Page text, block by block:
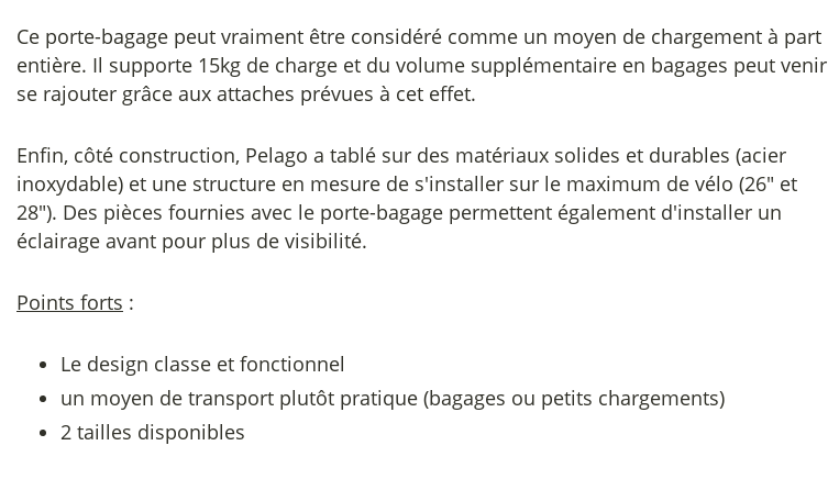
Ce porte-bagage peut vraiment être considéré comme un moyen de chargement à part
entière. Il supporte 15kg de charge et du volume supplémentaire en bagages peut venir
se rajouter grâce aux attaches prévues à cet effet.
Enfin, côté construction, Pelago a tablé sur des matériaux solides et durables (acier
inoxydable) et une structure en mesure de s'installer sur le maximum de vélo (26" et
28"). Des pièces fournies avec le porte-bagage permettent également d'installer un
éclairage avant pour plus de visibilité.
Points forts :
Le design classe et fonctionnel
un moyen de transport plutôt pratique (bagages ou petits chargements)
2 tailles disponibles